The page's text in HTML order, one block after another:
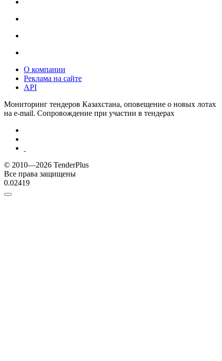
О компании
Реклама на сайте
API
Мониторинг тендеров Казахстана, оповещение о новых лотах
на e-mail. Сопровождение при участии в тендерах
© 2010—2026 TenderPlus
Все права защищены
0.02419